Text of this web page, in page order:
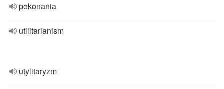
pokonania
utilitarianism
utylitaryzm